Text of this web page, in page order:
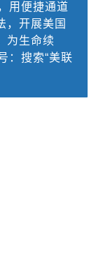
用便捷通道
，开展美国
为生命续
：搜索“美联